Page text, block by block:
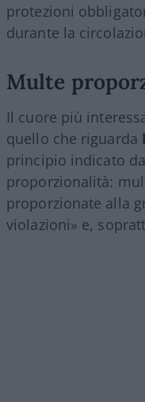
protezioni
durante la
Multe
Il cuore più
quello che riguarda
principio indicato
proporzionalità:
proporzionate alla
violazioni» e,